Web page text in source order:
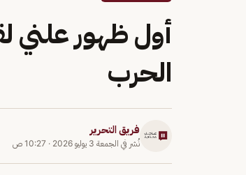
أول ظهور علني
الحرب
فريق التحرير
نُشر في الجمعة 3 يوليو 2026 · 10:27 ص